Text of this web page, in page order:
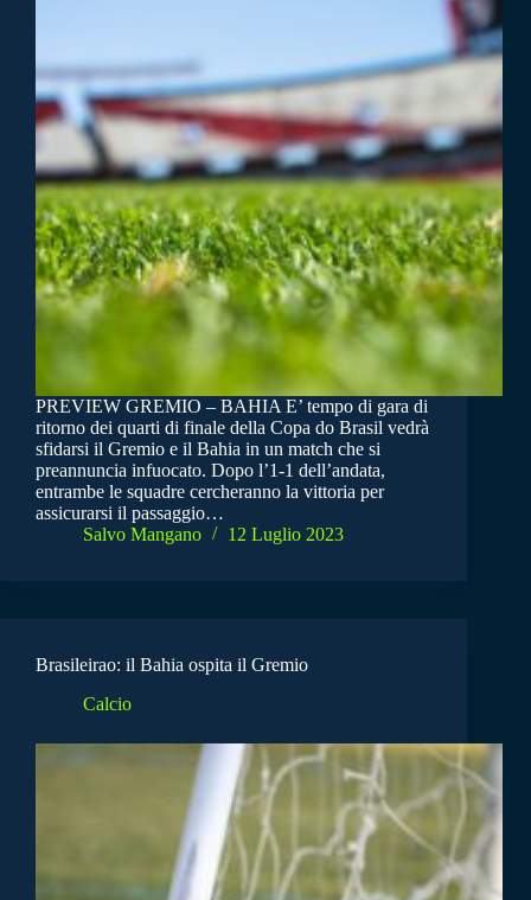
PREVIEW GREMIO – BAHIA E’ tempo di gara di
ritorno dei quarti di finale della Copa do Brasil vedrà
sfidarsi il Gremio e il Bahia in un match che si
preannuncia infuocato. Dopo l’1-1 dell’andata,
entrambe le squadre cercheranno la vittoria per
assicurarsi il passaggio…
Salvo Mangano
12 Luglio 2023
Brasileirao: il Bahia ospita il Gremio
Calcio